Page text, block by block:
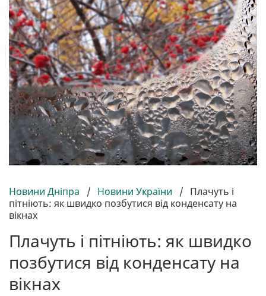
Новини Дніпра / Новини України / Плачуть і
пітніють: як швидко позбутися від конденсату на
вікнах
Плачуть і пітніють: як швидко
позбутися від конденсату на
вікнах